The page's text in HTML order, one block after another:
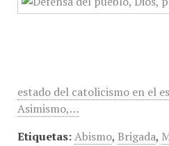
estado del catolicismo en el
Asimismo,…
Etiquetas:Abismo, Brigada,